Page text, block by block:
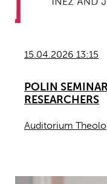
15.04.2026 13:15
POLIN
RESEARCHERS
Auditorium